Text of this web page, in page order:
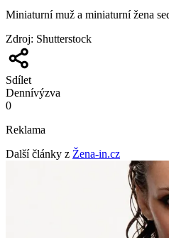
Miniaturní muž a miniaturní žena
Zdroj: Shutterstock
Sdílet
Dennívýzva
0
Reklama
Další články z Žena-in.cz